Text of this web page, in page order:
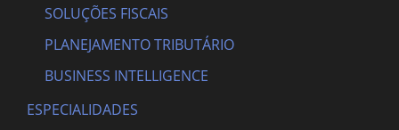
SOLUÇÕES FISCAIS
PLANEJAMENTO TRIBUTÁRIO
BUSINESS INTELLIGENCE
ESPECIALIDADES